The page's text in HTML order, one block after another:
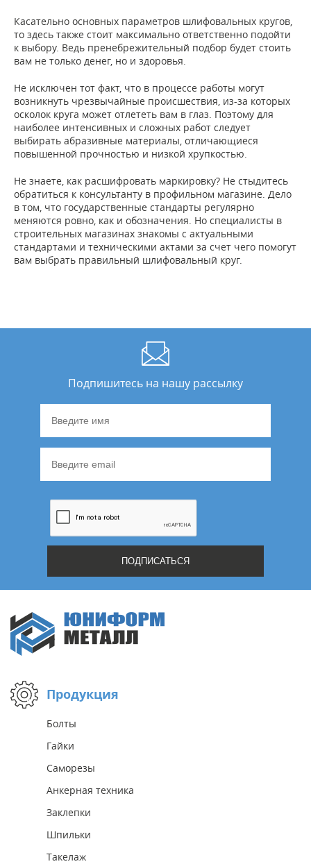
Касательно основных параметров шлифовальных кругов,
то здесь также стоит максимально ответственно подойти
к выбору. Ведь пренебрежительный подбор будет стоить
вам не только денег, но и здоровья.
Не исключен тот факт, что в процессе работы могут
возникнуть чрезвычайные происшествия, из-за которых
осколок круга может отлететь вам в глаз. Поэтому для
наиболее интенсивных и сложных работ следует
выбирать абразивные материалы, отличающиеся
повышенной прочностью и низкой хрупкостью.
Не знаете, как расшифровать маркировку? Не стыдитесь
обратиться к консультанту в профильном магазине. Дело
в том, что государственные стандарты регулярно
меняются ровно, как и обозначения. Но специалисты в
строительных магазинах знакомы с актуальными
стандартами и техническими актами за счет чего помогут
вам выбрать правильный шлифовальный круг.
Подпишитесь на нашу рассылку
Продукция
Болты
Гайки
Саморезы
Анкерная техника
Заклепки
Шпильки
Такелаж